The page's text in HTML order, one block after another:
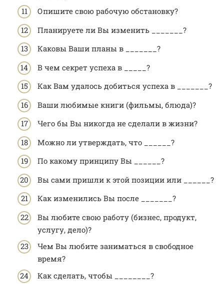
Опишите свою рабочую обстановку?
Планируете ли Вы изменить _______?
Каковы Ваши планы в _______?
В чем секрет успеха в _____?
Как Вам удалось добиться успеха в _______?
Ваши любимые книги (фильмы, блюда)?
Чего бы Вы никогда не сделали в жизни?
Можно ли утверждать, что ______?
По какому принципу Вы ______?
Вы сами пришли к этой позиции или ______?
Как изменились Вы после _______?
Вы любите свою работу (бизнес, продукт,
услугу, дело)?
Чем Вы любите заниматься в свободное
время?
Как сделать, чтобы ________?